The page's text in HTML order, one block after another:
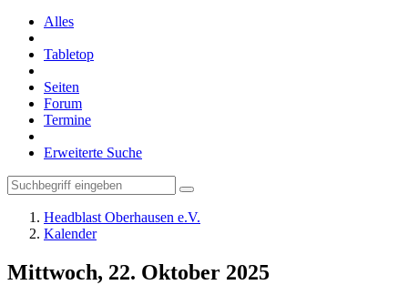
Alles
Tabletop
Seiten
Forum
Termine
Erweiterte Suche
Headblast Oberhausen e.V.
Kalender
Mittwoch, 22. Oktober 2025